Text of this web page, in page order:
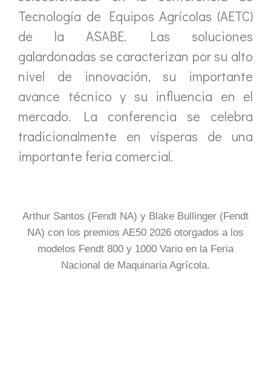
Tecnología de Equipos Agrícolas (AETC)
de la ASABE. Las soluciones
galardonadas se caracterizan por su alto
nivel de innovación, su importante
avance técnico y su influencia en el
mercado. La conferencia se celebra
tradicionalmente en vísperas de una
importante feria comercial.
Arthur Santos (Fendt NA) y Blake Bullinger (Fendt
NA) con los premios AE50 2026 otorgados a los
modelos Fendt 800 y 1000 Vario en la Feria
Nacional de Maquinaria Agrícola.